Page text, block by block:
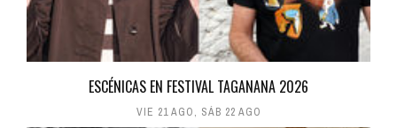
ESCÉNICAS EN FESTIVAL TAGANANA 2026
VIE 21 AGO, SÁB 22 AGO